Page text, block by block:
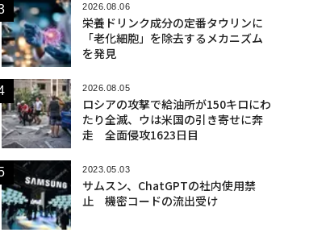
2026.08.06
栄養ドリンク成分の定番タウリンに
「老化細胞」を除去するメカニズム
を発見
2026.08.05
ロシアの攻撃で給油所が150キロにわ
たり全滅、ウは米国の引き寄せに奔
走 全面侵攻1623日目
2023.05.03
サムスン、ChatGPTの社内使用禁
止 機密コードの流出受け